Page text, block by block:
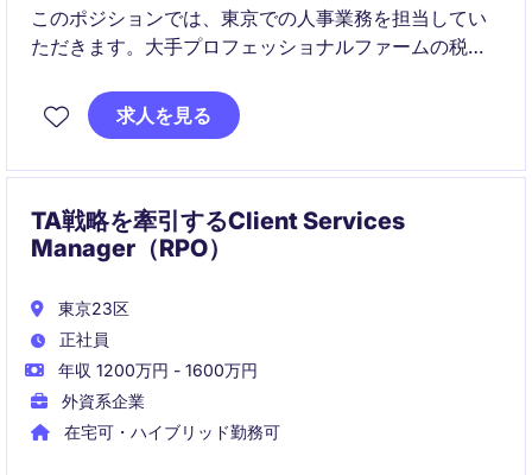
このポジションでは、東京での人事業務を担当してい
ただきます。大手プロフェッショナルファームの税務
までを担うポジションです。ビジネスの成長に直結す
る採用活動を、関係者と連携しながらリードしていた
求人を見る
TA戦略を牽引するClient Services
Manager（RPO）
東京23区
正社員
年収 1200万円 - 1600万円
外資系企業
在宅可・ハイブリッド勤務可